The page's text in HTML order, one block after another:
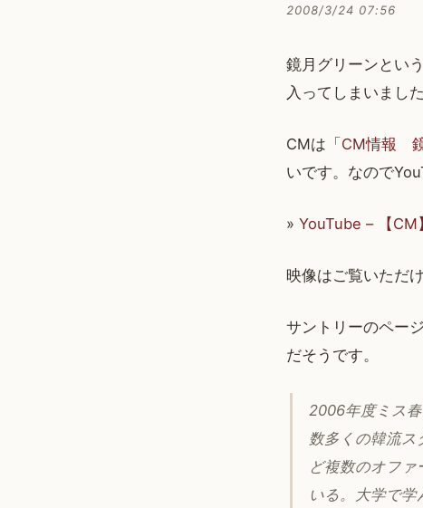
2008/3/24 07:56
鏡月グリーンとい
入ってしまいました
CMは「 CM情報
いです。なので
» YouTube – 【CM
映像はご覧いただ
サントリーのペー
だそうです。
2006年度ミス
数多くの韓流ス
ど複数のオフ
いる。大学で